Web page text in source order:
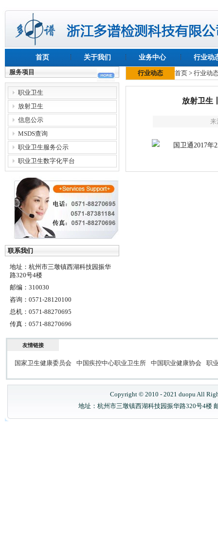
首页 关于我们 业务中心
行业动
服务项目
职业卫生
放射卫生
信息公示
MSDS查询
职业卫生服务公示
职业卫生数字化平台
联系我们
地址：杭州市三墩镇西湖科技园振华
路320号4楼
邮编：310030
咨询：0571-28120100
总机：0571-88270695
传真：0571-88270696
行业动态 首页 > 行业动
放射卫生
来
友情链接
国家卫生健康委员会 中国疾控中心职业卫生所 中国职业健康协会 职
Copyright © 2010 - 2021 duopu All
地址：杭州市三墩镇西湖科技园振华路320号4楼